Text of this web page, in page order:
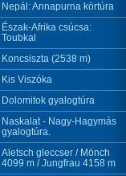
Nepál: Annapurna körtúra
Észak-Afrika csúcsa:
Toubkal
Koncsiszta (2538 m)
Kis Viszóka
Dolomitok gyalogtúra
Naskalat - Nagy-Hagymás
gyalogtúra.
Aletsch gleccser / Mönch
4099 m / Jungfrau 4158 m